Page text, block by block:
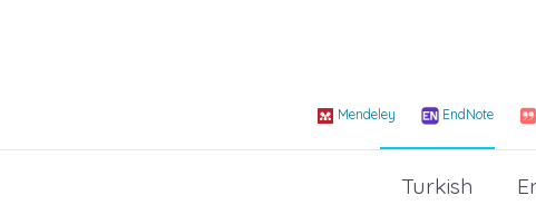
Mendeley EndNote
Turkish